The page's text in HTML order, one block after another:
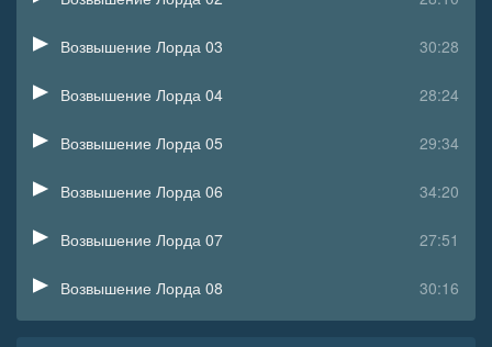
30:28
Возвышение Лорда 03
28:24
Возвышение Лорда 04
29:34
Возвышение Лорда 05
34:20
Возвышение Лорда 06
27:51
Возвышение Лорда 07
30:16
Возвышение Лорда 08